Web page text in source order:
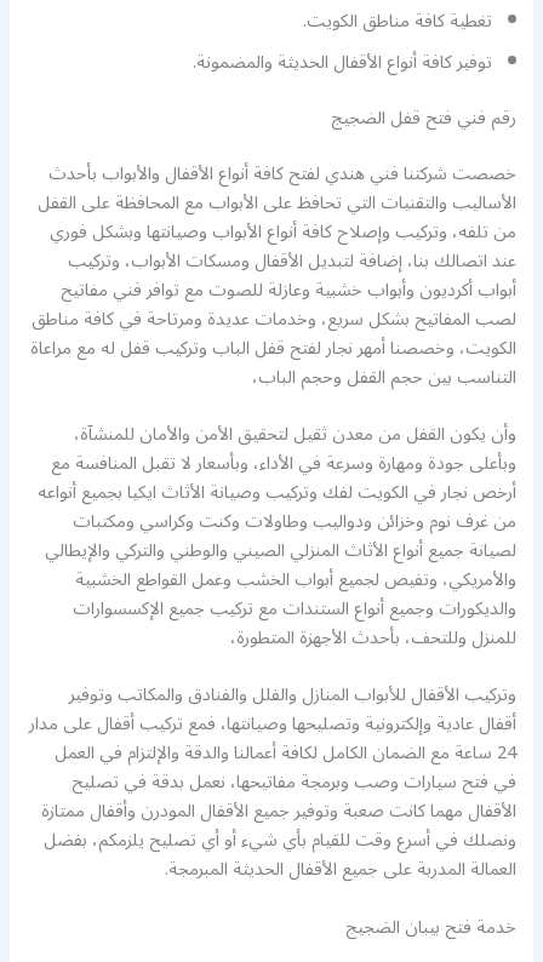
تغطية كافة مناطق الكويت.
توفير كافة أنواع الأقفال الحديثة والمضمونة.
رقم فني فتح قفل الضجيج
خصصت شركتنا فني هندي لفتح كافة أنواع الأقفال والأبواب بأحدث
الأساليب والتقنيات التي تحافظ على الأبواب مع المحافظة على القفل
من تلفه، وتركيب وإصلاح كافة أنواع الأبواب وصيانتها وبشكل فوري
عند اتصالك بنا، إضافة لتبديل الأقفال ومسكات الأبواب، وتركيب
أبواب أكرديون وأبواب خشبية وعازلة للصوت مع توافر فني مفاتيح
لصب المفاتيح بشكل سريع، وخدمات عديدة ومرتاحة في كافة مناطق
الكويت، وخصصنا أمهر نجار لفتح قفل الباب وتركيب قفل له مع مراعاة
التناسب بين حجم القفل وحجم الباب،
وأن يكون القفل من معدن ثقيل لتحقيق الأمن والأمان للمنشآة،
وبأعلى جودة ومهارة وسرعة في الأداء، وبأسعار لا تقبل المنافسة مع
أرخص نجار في الكويت لفك وتركيب وصيانة الأثاث ايكيا بجميع أنواعه
من غرف نوم وخزائن ودواليب وطاولات وكنت وكراسي ومكتبات
لصيانة جميع أنواع الأثاث المنزلي الصيني والوطني والتركي والإيطالي
والأمريكي، وتفيص لجميع أبواب الخشب وعمل القواطع الخشبية
والديكورات وجميع أنواع الستندات مع تركيب جميع الإكسسوارات
للمنزل وللتحف، بأحدث الأجهزة المتطورة،
وتركيب الأقفال للأبواب المنازل والفلل والفنادق والمكاتب وتوفير
أقفال عادية وإلكترونية وتصليحها وصيانتها، فمع تركيب أقفال على مدار
24 ساعة مع الضمان الكامل لكافة أعمالنا والدقة والإلتزام في العمل
في فتح سيارات وصب وبرمجة مفاتيحها، نعمل بدقة في تصليح
الأقفال مهما كانت صعبة وتوفير جميع الأقفال المودرن وأقفال ممتازة
ونصلك في أسرع وقت للقيام بأي شيء أو أي تصليح يلزمكم، بفضل
العمالة المدربة على جميع الأقفال الحديثة المبرمجة.
خدمة فتح بيبان الضجيج